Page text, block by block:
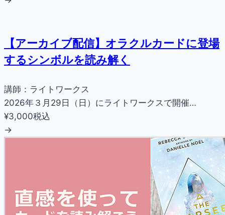
【アーカイブ配信】オラクルカードに登場
するシンボルを読み解く
講師：ライトワークス
2026年３月29日（日）にライトワークスで開催…
¥3,000税込
→